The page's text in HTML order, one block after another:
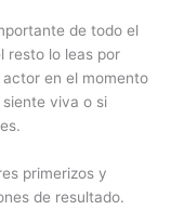
de todo el
resto lo leas por
en el momento
viva o si
primerizos y
de resultado.